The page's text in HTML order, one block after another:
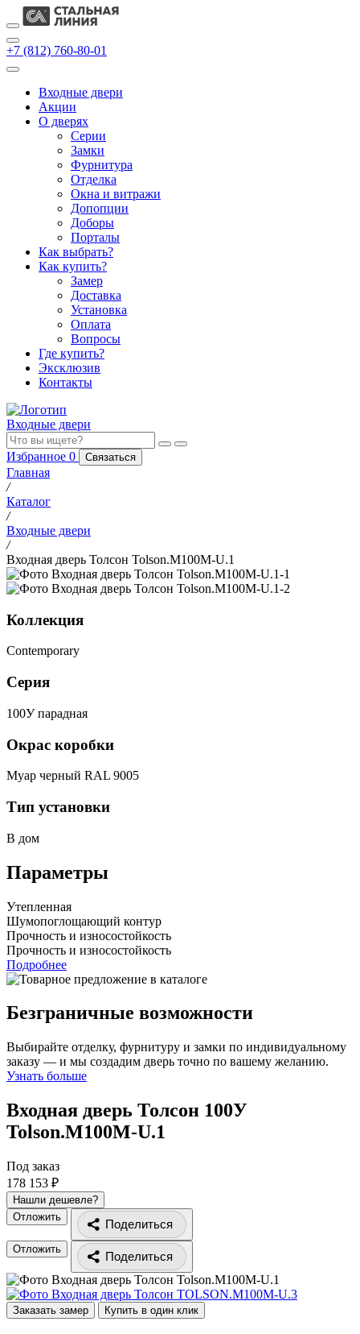
+7 (812) 760-80-01
Входные двери
Акции
О дверях
Cерии
Замки
Фурнитура
Отделка
Окна и витражи
Допопции
Доборы
Порталы
Как выбрать?
Как купить?
Замер
Доставка
Установка
Оплата
Вопросы
Где купить?
Эксклюзив
Контакты
Входные двери
Избранное 0 Связаться
Главная
/
Каталог
/
Входные двери
/
Входная дверь Толсон Tolson.M100M-U.1
Коллекция
Contemporary
Серия
100У парадная
Окрас коробки
Муар черный RAL 9005
Тип установки
В дом
Параметры
Утепленная
Шумопоглощающий контур
Прочность и износостойкость
Прочность и износостойкость
Подробнее
Безграничные возможности
Выбирайте отделку, фурнитуру и замки по индивидуальному
заказу — и мы создадим дверь точно по вашему желанию.
Узнать больше
Входная дверь Толсон 100У
Tolson.M100M-U.1
Под заказ
178 153 ₽
Нашли дешевле?
Отложить
Поделиться
Отложить
Поделиться
Заказать замер Купить в один клик